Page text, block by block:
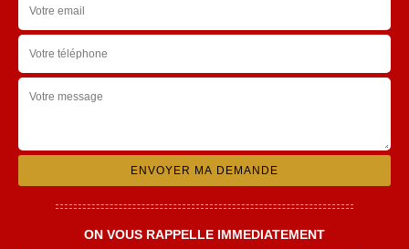
ON VOUS RAPPELLE IMMEDIATEMENT